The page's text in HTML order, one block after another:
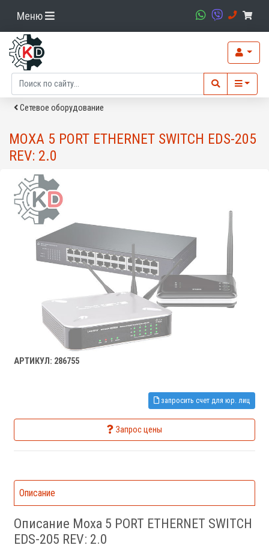
Меню
Сетевое оборудование
MOXA 5 PORT ETHERNET SWITCH EDS-205
REV: 2.0
АРТИКУЛ: 286755
запросить счет для юр. лиц
Запрос цены
Описание
Описание Moxa 5 PORT ETHERNET SWITCH
EDS-205 REV: 2.0